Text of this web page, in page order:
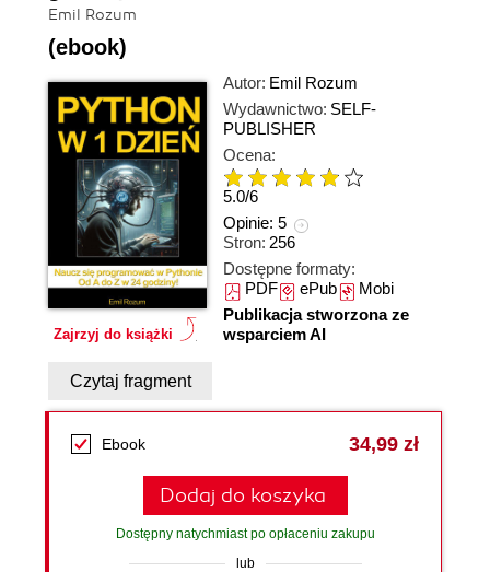
Emil Rozum
(ebook)
Zajrzyj do książki
Autor: Emil Rozum
Wydawnictwo: SELF-
PUBLISHER
Ocena:
5.0/6
Opinie: 5
Stron: 256
Dostępne formaty:
PDFePubMobi
Publikacja stworzona ze
wsparciem AI
Czytaj fragment
Ebook 34,99 zł
Dodaj do koszyka
Dostępny natychmiast po opłaceniu zakupu
lub